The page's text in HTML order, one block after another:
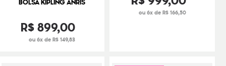
BOLSA KIPLING ANRIS
R$899,00
ou 6x de R$ 149,83
ou 6x de R$ 166,50